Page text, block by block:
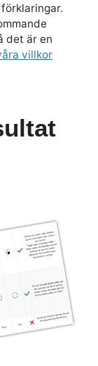
det är en
villkor